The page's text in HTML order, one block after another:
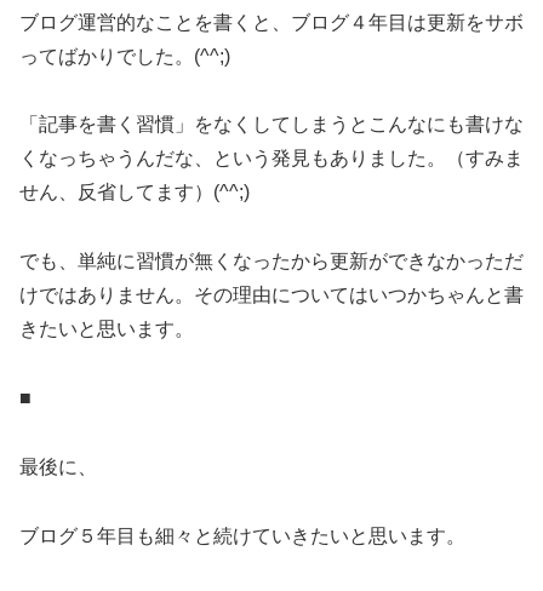
ブログ運営的なことを書くと、ブログ４年目は更新をサボ
ってばかりでした。(^^;)
「記事を書く習慣」をなくしてしまうとこんなにも書けな
くなっちゃうんだな、という発見もありました。（すみま
せん、反省してます）(^^;)
でも、単純に習慣が無くなったから更新ができなかっただ
けではありません。その理由についてはいつかちゃんと書
きたいと思います。
■
最後に、
ブログ５年目も細々と続けていきたいと思います。